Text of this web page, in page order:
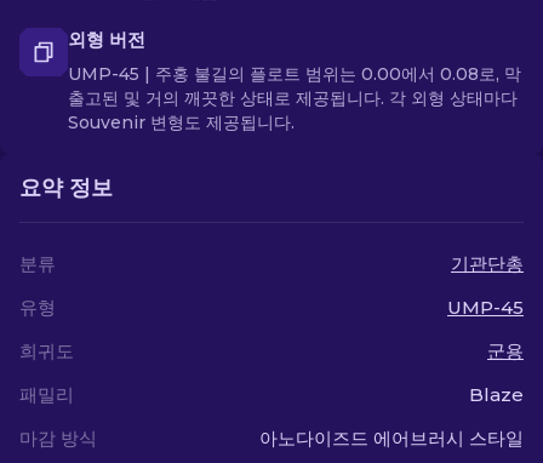
외형 버전
UMP-45 | 주홍 불길의 플로트 범위는 0.00에서 0.08로, 막
출고된 및 거의 깨끗한 상태로 제공됩니다. 각 외형 상태마다
Souvenir 변형도 제공됩니다.
요약 정보
분류
기관단총
유형
UMP-45
희귀도
군용
패밀리
Blaze
마감 방식
아노다이즈드 에어브러시 스타일